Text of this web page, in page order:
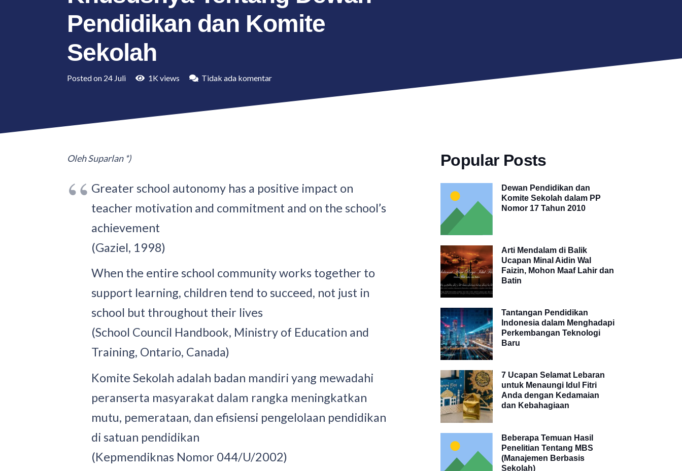
Pendidikan dan Komite
Sekolah
Posted on 24 Juli 1Kviews Tidak ada komentar
Oleh Suparlan *)
Greater school autonomy has a positive impact on
teacher motivation and commitment and on the school’s
achievement
(Gaziel, 1998)
When the entire school community works together to
support learning, children tend to succeed, not just in
school but throughout their lives
(School Council Handbook, Ministry of Education and
Training, Ontario, Canada)
Komite Sekolah adalah badan mandiri yang mewadahi
peranserta masyarakat dalam rangka meningkatkan
mutu, pemerataan, dan efisiensi pengelolaan pendidikan
di satuan pendidikan
(Kepmendiknas Nomor 044/U/2002)
Popular Posts
Dewan Pendidikan dan
Komite Sekolah dalam PP
Nomor 17 Tahun 2010
Arti Mendalam di Balik
Ucapan Minal Aidin Wal
Faizin, Mohon Maaf Lahir dan
Batin
Tantangan Pendidikan
Indonesia dalam Menghadapi
Perkembangan Teknologi
Baru
7 Ucapan Selamat Lebaran
untuk Menaungi Idul Fitri
Anda dengan Kedamaian
dan Kebahagiaan
Beberapa Temuan Hasil
Penelitian Tentang MBS
(Manajemen Berbasis
Sekolah)